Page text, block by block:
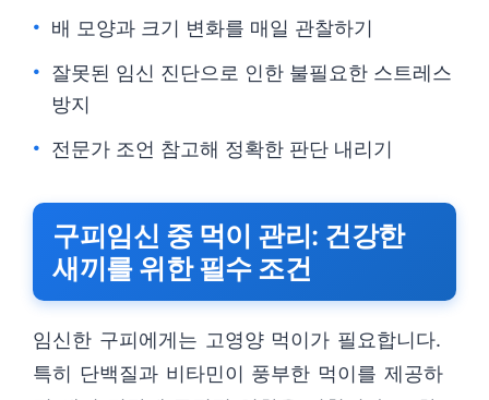
배 모양과 크기 변화를 매일 관찰하기
잘못된 임신 진단으로 인한 불필요한 스트레스
방지
전문가 조언 참고해 정확한 판단 내리기
구피임신 중 먹이 관리: 건강한
새끼를 위한 필수 조건
임신한 구피에게는 고영양 먹이가 필요합니다.
특히 단백질과 비타민이 풍부한 먹이를 제공하